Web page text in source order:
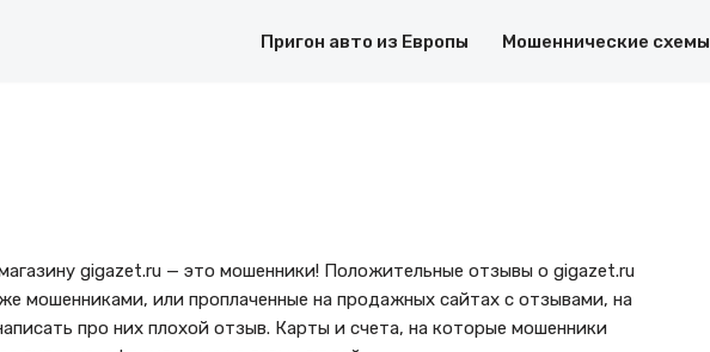
Пригон авто из Европы Мошеннические схемы
gigazet.ru — это мошенники! Положительные отзывы о gigazet.ru
мошенниками, или проплаченные на продажных сайтах с отзывами, на
про них плохой отзыв. Карты и счета, на которые мошенники